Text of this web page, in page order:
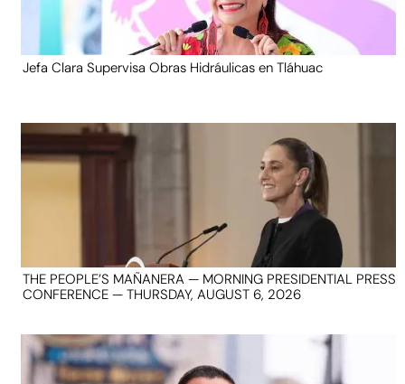
Jefa Clara Supervisa Obras Hidráulicas en Tláhuac
THE PEOPLE’S MAÑANERA — MORNING PRESIDENTIAL PRESS
CONFERENCE — THURSDAY, AUGUST 6, 2026